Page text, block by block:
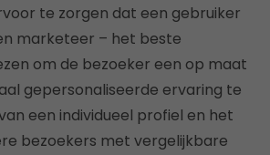
te zorgen dat een gebruiker
marketeer – het beste
om de bezoeker een op maat
gepersonaliseerde ervaring te
een individueel profiel en het
bezoekers met vergelijkbare